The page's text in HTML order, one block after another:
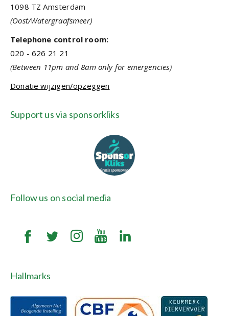
1098 TZ Amsterdam
(Oost/Watergraafsmeer)
Telephone control room:
020 - 626 21 21
(Between 11pm and 8am only for emergencies)
Donatie wijzigen/opzeggen
Support us via sponsorkliks
Follow us on social media
Hallmarks